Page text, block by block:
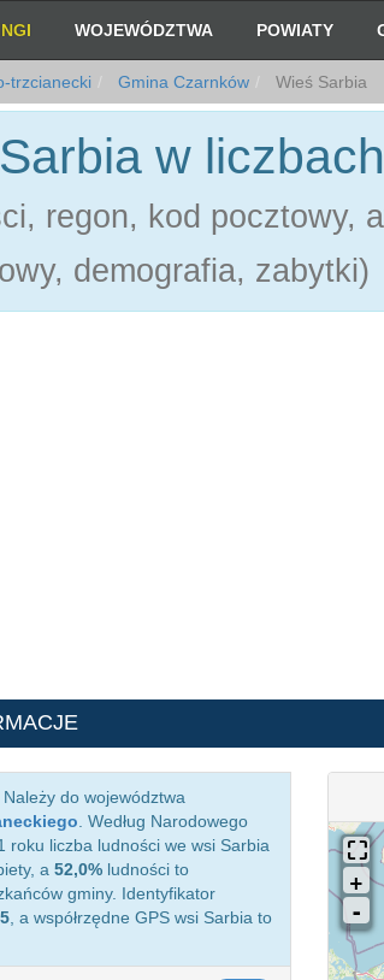
WOJEWÓDZTWA POWIATY
trzcianecki Gmina Czarnków Wieś Sarbia
w liczbach
regon, kod pocztowy,
demografia, zabytki)
. Należy do województwa
. Według Narodowego
roku liczba ludności we wsi Sarbia
a 52,0% ludności to
gminy. Identyfikator
, a współrzędne GPS wsi Sarbia to